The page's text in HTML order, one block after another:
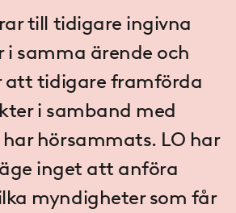
till tidigare ingivna
i samma ärende och
att tidigare framförda
i samband med
hörsammats. LO har
inget att anföra
myndigheter som får